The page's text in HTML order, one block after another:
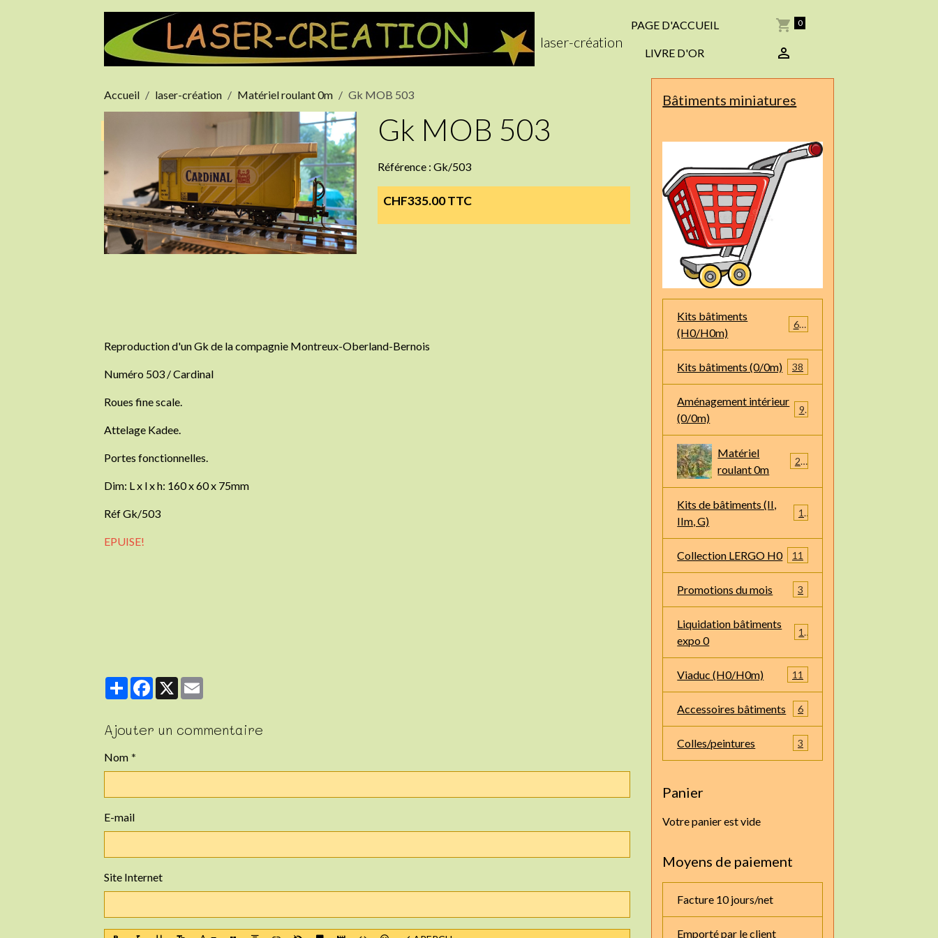
laser-création
PAGE D'ACCUEIL
LIVRE D'OR
0
Accueil laser-création Matériel roulant 0m Gk MOB 503
Gk MOB 503
Référence : Gk/503
CHF335.00 TTC
Reproduction d'un Gk de la compagnie Montreux-Oberland-Bernois
Numéro 503 / Cardinal
Roues fine scale.
Attelage Kadee.
Portes fonctionnelles.
Dim: L x l x h: 160 x 60 x 75mm
Réf Gk/503
EPUISE!
PartagerFacebook
X
Ajouter un commentaire
Nom
E-mail
Site Internet
Bâtiments miniatures
Kits bâtiments
(H0/H0m)
66
Kits bâtiments (0/0m) 38
Aménagement intérieur
(0/0m)
9
Matériel
roulant 0m
22
Kits de bâtiments (II,
IIm, G)
1
Collection LERGO H0 11
Promotions du mois 3
Liquidation bâtiments
expo 0
1
Viaduc (H0/H0m) 11
Accessoires bâtiments 6
Colles/peintures 3
Panier
Votre panier est vide
Moyens de paiement
Facture 10 jours/net
Emporté par le client